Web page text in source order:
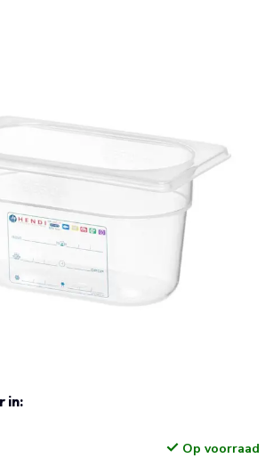
in:
Op voorraad